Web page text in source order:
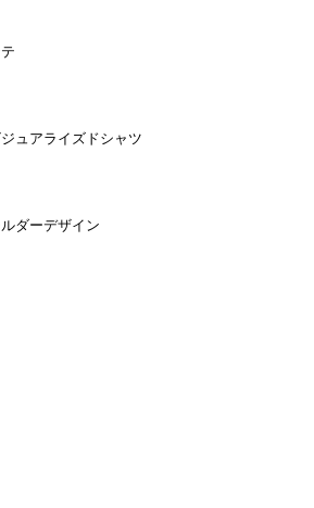
ュアライズドシャツ
ダーデザイン